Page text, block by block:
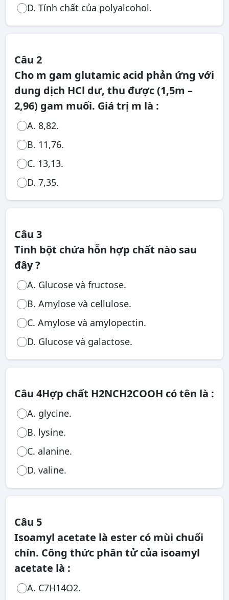
D. Tính chất của polyalcohol.
Câu 2
Cho m gam glutamic acid phản ứng với
dung dịch HCl dư, thu được (1,5m –
2,96) gam muối. Giá trị m là :
A. 8,82.
B. 11,76.
C. 13,13.
D. 7,35.
Câu 3
Tinh bột chứa hỗn hợp chất nào sau
đây ?
A. Glucose và fructose.
B. Amylose và cellulose.
C. Amylose và amylopectin.
D. Glucose và galactose.
Câu 4Hợp chất H2NCH2COOH có tên là :
A. glycine.
B. lysine.
C. alanine.
D. valine.
Câu 5
Isoamyl acetate là ester có mùi chuối
chín. Công thức phân tử của isoamyl
acetate là :
A. C7H14O2.